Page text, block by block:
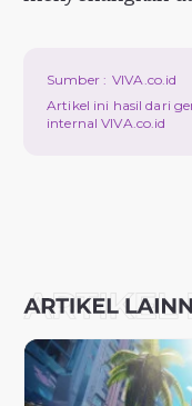
Sumber : VIVA.co.id
Artikel ini hasil dari
internal VIVA.co.id